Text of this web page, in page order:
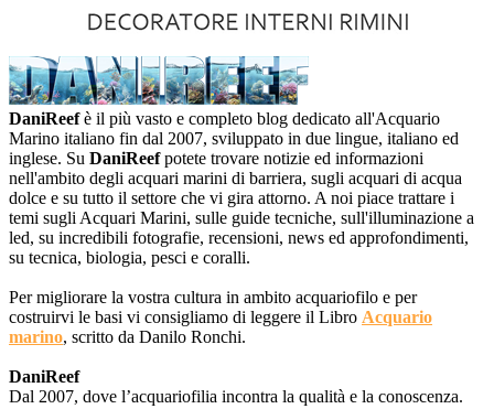
DaniReefè il più vasto e completo blog dedicato all'Acquario
Marino italiano fin dal 2007, sviluppato in due lingue, italiano ed
inglese. Su DaniReefpotete trovare notizie ed informazioni
nell'ambito degli acquari marini di barriera, sugli acquari di acqua
dolce e su tutto il settore che vi gira attorno. A noi piace trattare i
temi sugli Acquari Marini, sulle guide tecniche, sull'illuminazione a
led, su incredibili fotografie, recensioni, news ed approfondimenti,
su tecnica, biologia, pesci e coralli.
Per migliorare la vostra cultura in ambito acquariofilo e per
costruirvi le basi vi consigliamo di leggere il Libro Acquario
marino, scritto da Danilo Ronchi.
DaniReef
Dal 2007, dove l’acquariofilia incontra la qualità e la conoscenza.